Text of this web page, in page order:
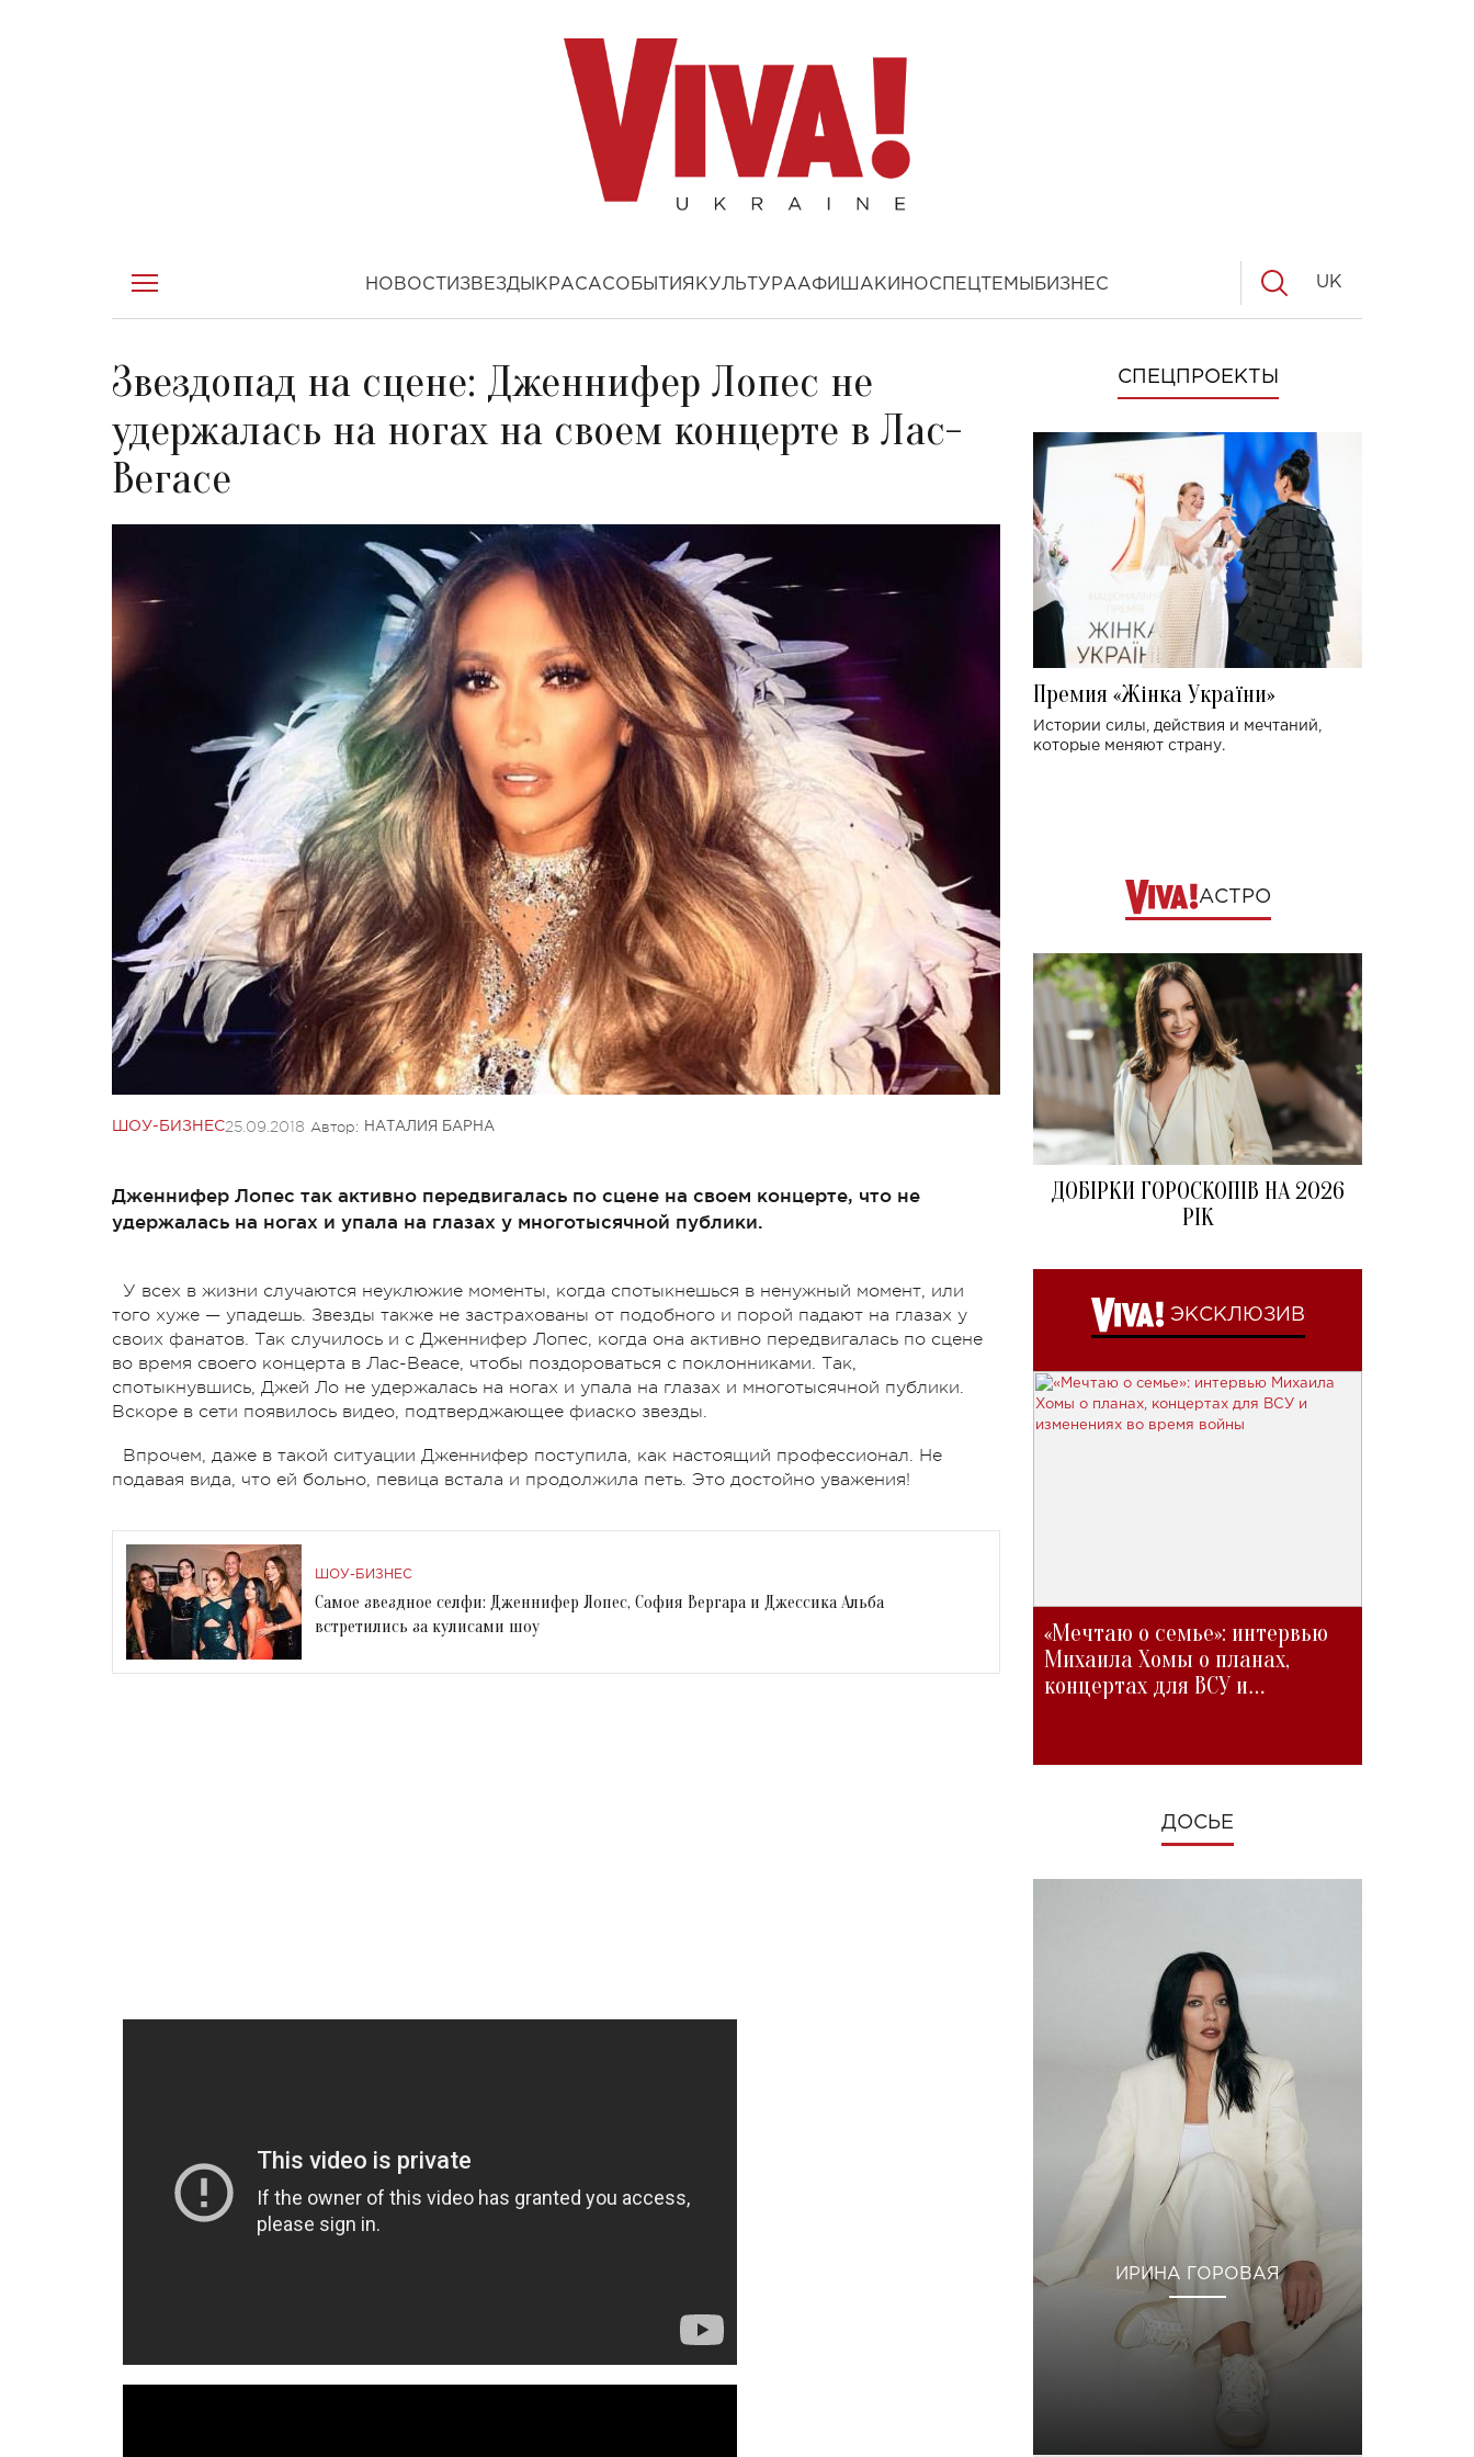
НОВОСТИ ЗВЕЗДЫ КРАСАСОБЫТИЯ КУЛЬТУРААФИША КИНОСПЕЦТЕМЫ БИЗНЕС UK
Звездопад на сцене: Дженнифер Лопес не
удержалась на ногах на своем концерте в Лас-
Вегасе
ШОУ-БИЗНЕС25.09.2018 Автор: НАТАЛИЯ БАРНА
Дженнифер Лопес так активно передвигалась по сцене на своем концерте, что не
удержалась на ногах и упала на глазах у многотысячной публики.
У всех в жизни случаются неуклюжие моменты, когда спотыкнешься в ненужный момент, или
того хуже — упадешь. Звезды также не застрахованы от подобного и порой падают на глазах у
своих фанатов. Так случилось и с Дженнифер Лопес, когда она активно передвигалась по сцене
во время своего концерта в Лас-Веасе, чтобы поздороваться с поклонниками. Так,
спотыкнувшись, Джей Ло не удержалась на ногах и упала на глазах и многотысячной публики.
Вскоре в сети появилось видео, подтверджающее фиаско звезды.
Впрочем, даже в такой ситуации Дженнифер поступила, как настоящий профессионал. Не
подавая вида, что ей больно, певица встала и продолжила петь. Это достойно уважения!
ШОУ-БИЗНЕС
Самое звездное селфи: Дженнифер Лопес, София Вергара и Джессика Альба
встретились за кулисами шоу
СПЕЦПРОЕКТЫ
Премия «Жінка України»
Истории силы, действия и мечтаний,
которые меняют страну.
АСТРО
ДОБІРКИ ГОРОСКОПІВ НА 2026
РІК
ЭКСКЛЮЗИВ
«Мечтаю о семье»: интервью
Михаила Хомы о планах,
концертах для ВСУ и
ДОСЬЕ
ИРИНА ГОРОВАЯ